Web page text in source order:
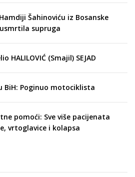
Šahinoviću iz Bosanske
supruga
HALILOVIĆ (Smajil) SEJAD
BiH: Poginuo motociklista
pomoći: Sve više pacijenata
vrtoglavice i kolapsa